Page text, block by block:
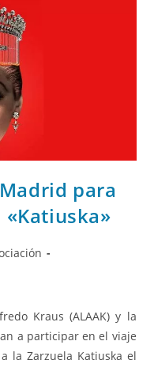
para
Kraus (ALAAK) y la
a participar en el viaje
la Zarzuela Katiuska el